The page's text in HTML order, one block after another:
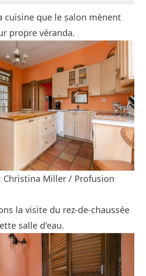
cuisine que le salon mènent
propre véranda.
Christina Miller / Profusion
la visite du rez-de-chaussée
salle d'eau.